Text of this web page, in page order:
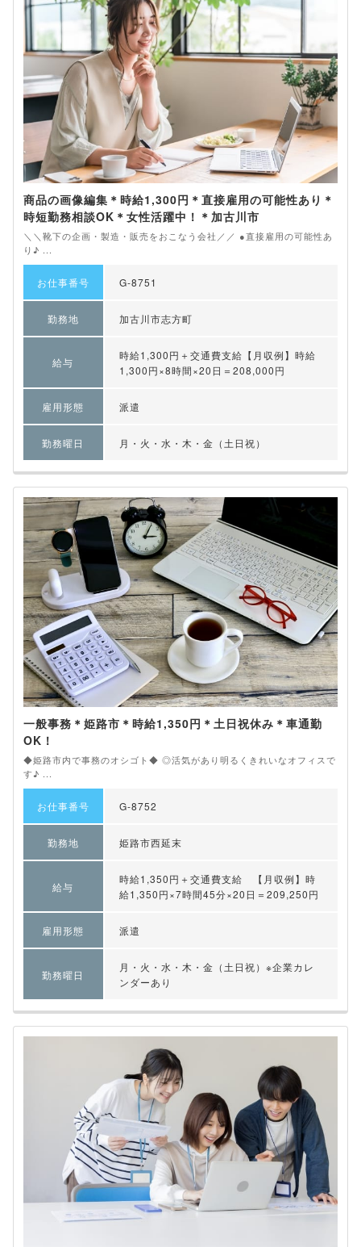
商品の画像編集＊時給1,300円＊直接雇用の可能性あり＊
時短勤務相談OK＊女性活躍中！＊加古川市
＼＼靴下の企画・製造・販売をおこなう会社／／ ●直接雇用の可能性あ
り♪ ...
お仕事番号 G-8751
勤務地 加古川市志方町
給与
時給1,300円＋交通費支給【月収例】時給
1,300円×8時間×20日＝208,000円
雇用形態 派遣
勤務曜日 月・火・水・木・金（土日祝）
一般事務＊姫路市＊時給1,350円＊土日祝休み＊車通勤
OK！
◆姫路市内で事務のオシゴト◆ ◎活気があり明るくきれいなオフィスで
す♪ ...
お仕事番号 G-8752
勤務地 姫路市西延末
給与
時給1,350円＋交通費支給 【月収例】時
給1,350円×7時間45分×20日＝209,250円
雇用形態 派遣
勤務曜日
月・火・水・木・金（土日祝）※企業カレ
ンダーあり